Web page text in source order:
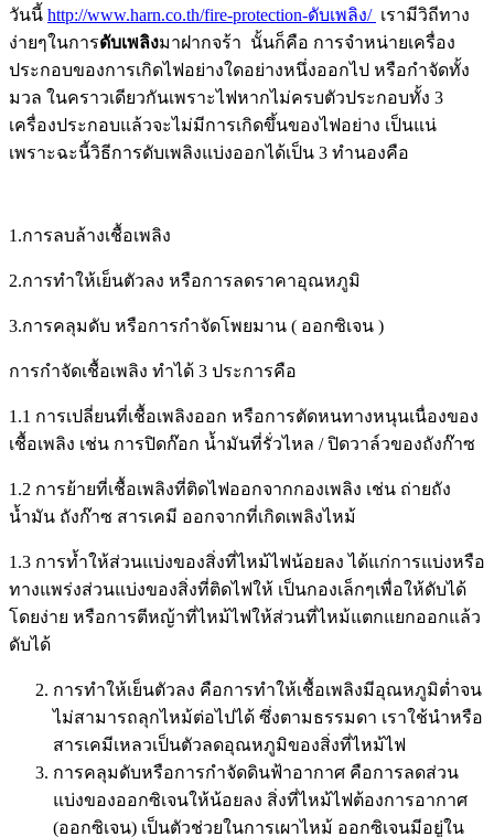
วันนี้ http://www.harn.co.th/fire-protection-ดับเพลิง/ เรามีวิถีทาง
ง่ายๆในการดับเพลิงมาฝากจร้า นั้นก็คือ การจำหน่ายเครื่อง
ประกอบของการเกิดไฟอย่างใดอย่างหนึ่งออกไป หรือกำจัดทั้ง
มวล ในคราวเดียวกันเพราะไฟหากไม่ครบตัวประกอบทั้ง 3
เครื่องประกอบแล้วจะไม่มีการเกิดขึ้นของไฟอย่าง เป็นแน่
เพราะฉะนี้วิธีการดับเพลิงแบ่งออกได้เป็น 3 ทำนองคือ
1.การลบล้างเชื้อเพลิง
2.การทำให้เย็นตัวลง หรือการลดราคาอุณหภูมิ
3.การคลุมดับ หรือการกำจัดโพยมาน ( ออกซิเจน )
การกำจัดเชื้อเพลิง ทำได้ 3 ประการคือ
1.1 การเปลี่ยนที่เชื้อเพลิงออก หรือการตัดหนทางหนุนเนื่องของ
เชื้อเพลิง เช่น การปิดก๊อก น้ำมันที่รั่วไหล / ปิดวาล์วของถังก๊าซ
1.2 การย้ายที่เชื้อเพลิงที่ติดไฟออกจากกองเพลิง เช่น ถ่ายถัง
น้ำมัน ถังก๊าซ สารเคมี ออกจากที่เกิดเพลิงไหม้
1.3 การท้ำให้ส่วนแบ่งของสิ่งที่ไหม้ไฟน้อยลง ได้แก่การแบ่งหรือ
ทางแพร่งส่วนแบ่งของสิ่งที่ติดไฟให้ เป็นกองเล็กๆเพื่อให้ดับได้
โดยง่าย หรือการตีหญ้าที่ไหม้ไฟให้ส่วนที่ไหม้แตกแยกออกแล้ว
ดับได้
การทำให้เย็นตัวลง คือการทำให้เชื้อเพลิงมีอุณหภูมิต่ำจน
ไม่สามารถลุกไหม้ต่อไปได้ ซึ่งตามธรรมดา เราใช้นำหรือ
สารเคมีเหลวเป็นตัวลดอุณหภูมิของสิ่งที่ไหม้ไฟ
การคลุมดับหรือการกำจัดดินฟ้าอากาศ คือการลดส่วน
แบ่งของออกซิเจนให้น้อยลง สิ่งที่ไหม้ไฟต้องการอากาศ
(ออกซิเจน) เป็นตัวช่วยในการเผาไหม้ ออกซิเจนมีอยู่ใน